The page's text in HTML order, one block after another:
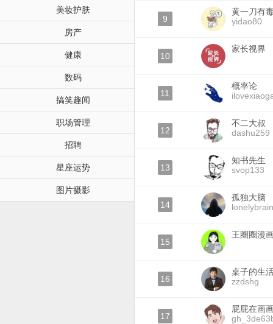
美妆护肤
房产
健康
数码
搞笑趣闻
职场管理
招聘
星座运势
图片摄影
9
黄一刀有
yidao80
10
家长视界
11
概率论
12
不二大叔
dashu259
13
知书先生
svop133
14
孤独大脑
lonelybrain
15
王圈圈漫
16
桌子的生
zzdshg
17
屁屁在画